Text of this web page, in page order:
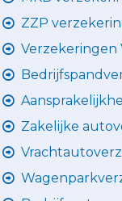
ZZP
Verzekeringen
Zakelijke